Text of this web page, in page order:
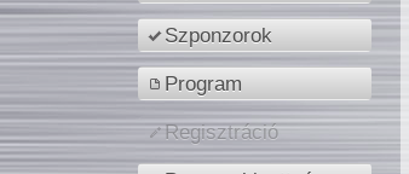
Szponzorok
Program
Regisztráció